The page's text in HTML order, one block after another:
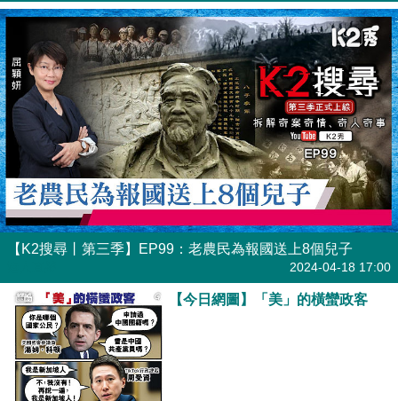
【K2搜尋丨第三季】EP99：老農民為報國送上8個兒子
2024-04-18 17:00
【今日網圖】「美」的橫蠻政客